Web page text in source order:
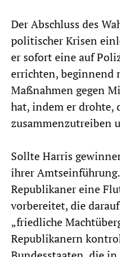
Der Abschluss des
politischer Krisen
er sofort eine auf
errichten, beginnend
Maßnahmen gegen
hat, indem er
zusammenzutreiben
Sollte Harris
ihrer
Republikaner eine
vorbereitet, die
„friedliche
Republikanern